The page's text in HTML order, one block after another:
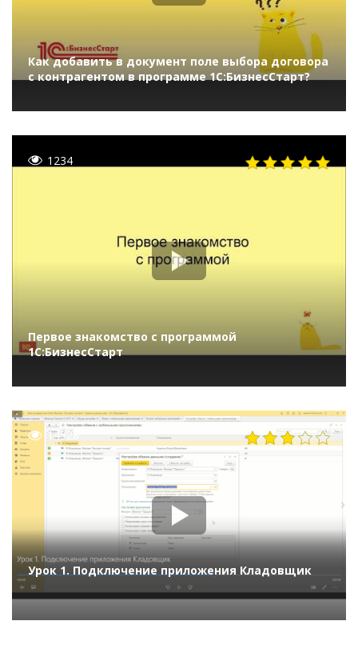
Как добавить в документ поле выбора договора
с контрагентом в программе 1С:БизнесСтарт?
1234
Первое знакомство с программой
1С:БизнесСтарт
14328
Урок 1. Подключение приложения Кладовщик